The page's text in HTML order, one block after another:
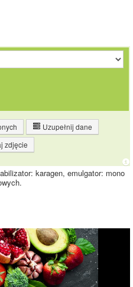
Uzupełnij dane
zdjęcie
karagen, emulgator: mono
Białko (2%)
Tłuszcz (30%)
Węglowodany
(3%)
Pozostałe (65%)